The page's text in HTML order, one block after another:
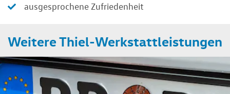
ausgesprochene Zufriedenheit
Weitere Thiel-Werkstattleistungen